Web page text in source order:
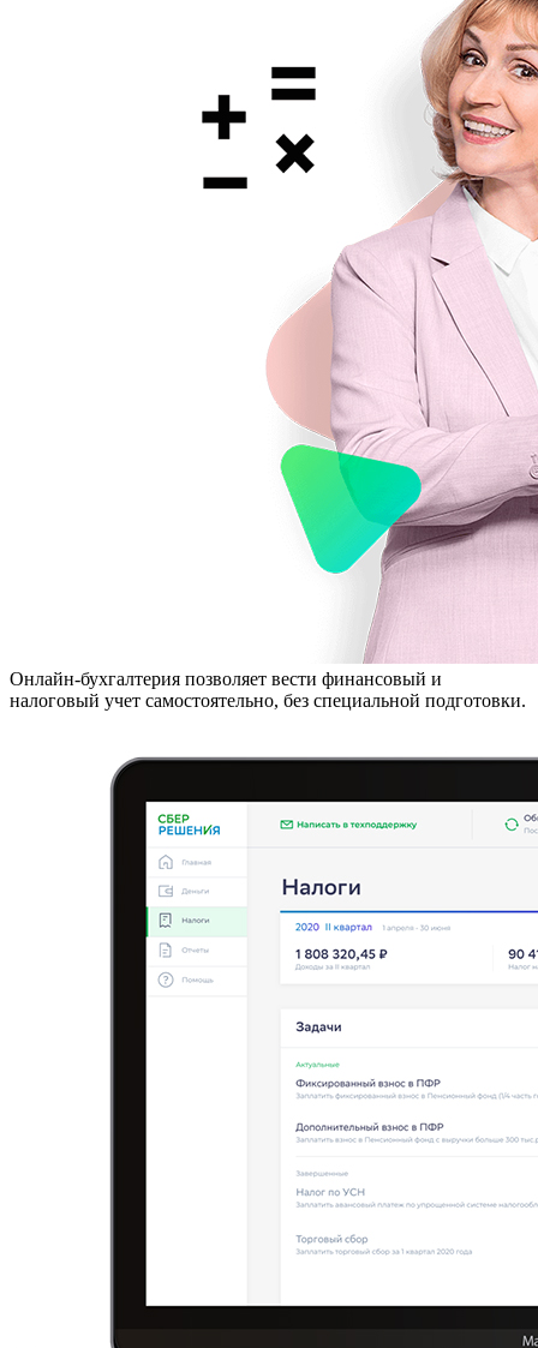
Онлайн-бухгалтерия позволяет вести финансовый и
налоговый учет самостоятельно, без специальной подготовки.